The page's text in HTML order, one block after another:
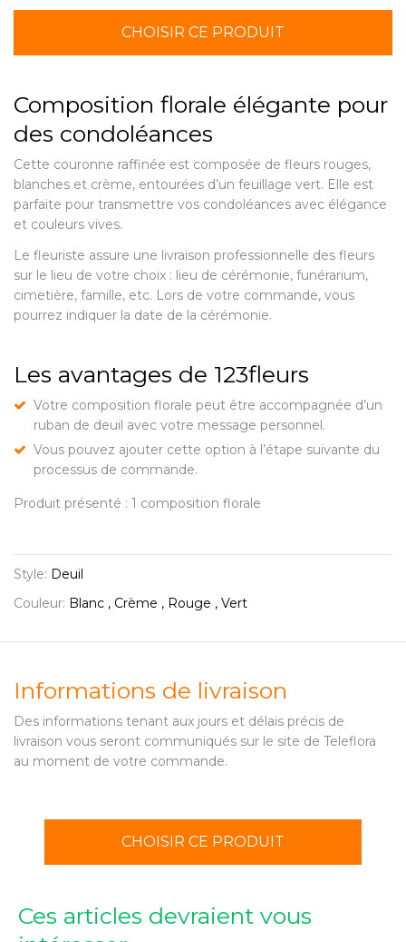
CHOISIR CE PRODUIT
Composition florale élégante pour
des condoléances
Cette couronne raffinée est composée de fleurs rouges,
blanches et crème, entourées d’un feuillage vert. Elle est
parfaite pour transmettre vos condoléances avec élégance
et couleurs vives.
Le fleuriste assure une livraison professionnelle des fleurs
sur le lieu de votre choix : lieu de cérémonie, funérarium,
cimetière, famille, etc. Lors de votre commande, vous
pourrez indiquer la date de la cérémonie.
Les avantages de 123fleurs
Votre composition florale peut être accompagnée d’un
ruban de deuil avec votre message personnel.
Vous pouvez ajouter cette option à l’étape suivante du
processus de commande.
Produit présenté : 1 composition florale
Style: Deuil
Couleur: Blanc , Crème , Rouge , Vert
Informations de livraison
Des informations tenant aux jours et délais précis de
livraison vous seront communiqués sur le site de Teleflora
au moment de votre commande.
CHOISIR CE PRODUIT
Ces articles devraient vous